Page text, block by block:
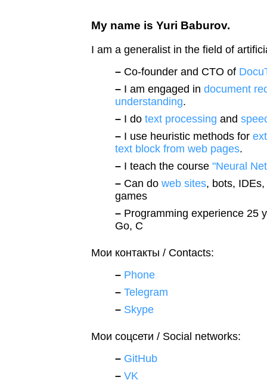
My name is Yuri Baburov.
I am a generalist in the field of
Co-founder and CTO of
I am engaged in document
understanding.
I do text processing and
I use heuristic methods for
text block from web pages.
I teach the course "Neural
Can do web sites, bots,
games
Programming experience 25
Go, C
Мои контакты / Contacts:
Phone
Telegram
Skype
Мои соцсети / Social networks:
GitHub
VK